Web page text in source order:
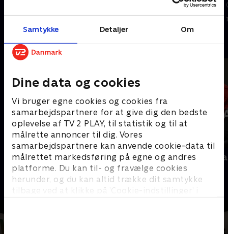
Samtykke Detaljer Om
Dine data og cookies
Vi bruger egne cookies og cookies fra
samarbejdspartnere for at give dig den bedste
oplevelse af TV 2 PLAY, til statistik og til at
målrette annoncer til dig. Vores
samarbejdspartnere kan anvende cookie-data til
målrettet markedsføring på egne og andres
platforme. Du kan til- og fravælge cookies
herunder, og du kan altid trække dit samtykke
tilbage ved at klikke på ’Cookie-indstillinger’ i
sættes 18. november.
Andre så også
Interview med dronning Margrethe
- 100-året for Genforeningen
2020 • Nyheder • 38 min
Nyheder